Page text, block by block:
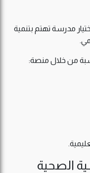
مدرسة تهتم بتنمية
من خلال منصة:
الصحية